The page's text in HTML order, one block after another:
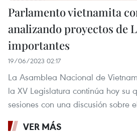
Parlamento vietnamita
analizando proyectos de
importantes
19/06/2023 02:17
La Asamblea Nacional de
la XV Legislatura continúa hoy su
sesiones con una discusión sobre
VER MÁS